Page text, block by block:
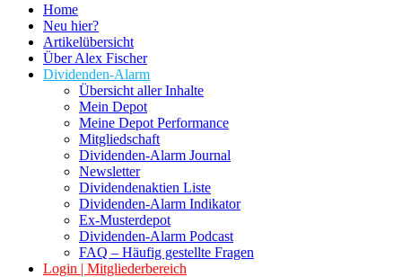
Home
Neu hier?
Artikelübersicht
Über Alex Fischer
Dividenden-Alarm
Übersicht aller Inhalte
Mein Depot
Meine Depot Performance
Mitgliedschaft
Dividenden-Alarm Journal
Newsletter
Dividendenaktien Liste
Dividenden-Alarm Indikator
Ex-Musterdepot
Dividenden-Alarm Podcast
FAQ – Häufig gestellte Fragen
Login | Mitgliederbereich